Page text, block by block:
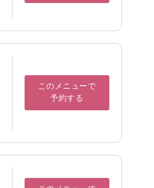
このメニューで
予約する